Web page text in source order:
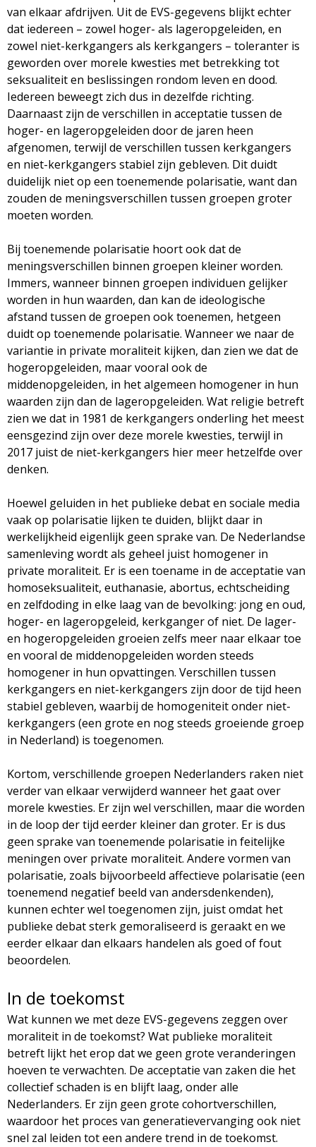
van elkaar afdrijven. Uit de EVS-gegevens blijkt echter
dat iedereen – zowel hoger- als lageropgeleiden, en
zowel niet-kerkgangers als kerkgangers – toleranter is
geworden over morele kwesties met betrekking tot
seksualiteit en beslissingen rondom leven en dood.
Iedereen beweegt zich dus in dezelfde richting.
Daarnaast zijn de verschillen in acceptatie tussen de
hoger- en lageropgeleiden door de jaren heen
afgenomen, terwijl de verschillen tussen kerkgangers
en niet-kerkgangers stabiel zijn gebleven. Dit duidt
duidelijk niet op een toenemende polarisatie, want dan
zouden de meningsverschillen tussen groepen groter
moeten worden.
Bij toenemende polarisatie hoort ook dat de
meningsverschillen binnen groepen kleiner worden.
Immers, wanneer binnen groepen individuen gelijker
worden in hun waarden, dan kan de ideologische
afstand tussen de groepen ook toenemen, hetgeen
duidt op toenemende polarisatie. Wanneer we naar de
variantie in private moraliteit kijken, dan zien we dat de
hogeropgeleiden, maar vooral ook de
middenopgeleiden, in het algemeen homogener in hun
waarden zijn dan de lageropgeleiden. Wat religie betreft
zien we dat in 1981 de kerkgangers onderling het meest
eensgezind zijn over deze morele kwesties, terwijl in
2017 juist de niet-kerkgangers hier meer hetzelfde over
denken.
Hoewel geluiden in het publieke debat en sociale media
vaak op polarisatie lijken te duiden, blijkt daar in
werkelijkheid eigenlijk geen sprake van. De Nederlandse
samenleving wordt als geheel juist homogener in
private moraliteit. Er is een toename in de acceptatie van
homoseksualiteit, euthanasie, abortus, echtscheiding
en zelfdoding in elke laag van de bevolking: jong en oud,
hoger- en lageropgeleid, kerkganger of niet. De lager-
en hogeropgeleiden groeien zelfs meer naar elkaar toe
en vooral de middenopgeleiden worden steeds
homogener in hun opvattingen. Verschillen tussen
kerkgangers en niet-kerkgangers zijn door de tijd heen
stabiel gebleven, waarbij de homogeniteit onder niet-
kerkgangers (een grote en nog steeds groeiende groep
in Nederland) is toegenomen.
Kortom, verschillende groepen Nederlanders raken niet
verder van elkaar verwijderd wanneer het gaat over
morele kwesties. Er zijn wel verschillen, maar die worden
in de loop der tijd eerder kleiner dan groter. Er is dus
geen sprake van toenemende polarisatie in feitelijke
meningen over private moraliteit. Andere vormen van
polarisatie, zoals bijvoorbeeld affectieve polarisatie (een
toenemend negatief beeld van andersdenkenden),
kunnen echter wel toegenomen zijn, juist omdat het
publieke debat sterk gemoraliseerd is geraakt en we
eerder elkaar dan elkaars handelen als goed of fout
beoordelen.
In de toekomst
Wat kunnen we met deze EVS-gegevens zeggen over
moraliteit in de toekomst? Wat publieke moraliteit
betreft lijkt het erop dat we geen grote veranderingen
hoeven te verwachten. De acceptatie van zaken die het
collectief schaden is en blijft laag, onder alle
Nederlanders. Er zijn geen grote cohortverschillen,
waardoor het proces van generatievervanging ook niet
snel zal leiden tot een andere trend in de toekomst.